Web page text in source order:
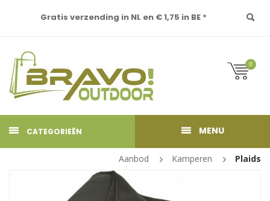
Gratis verzending in NL en € 1,75 in BE *
0
CATEGORIEËN MENU
Aanbod Kamperen Plaids